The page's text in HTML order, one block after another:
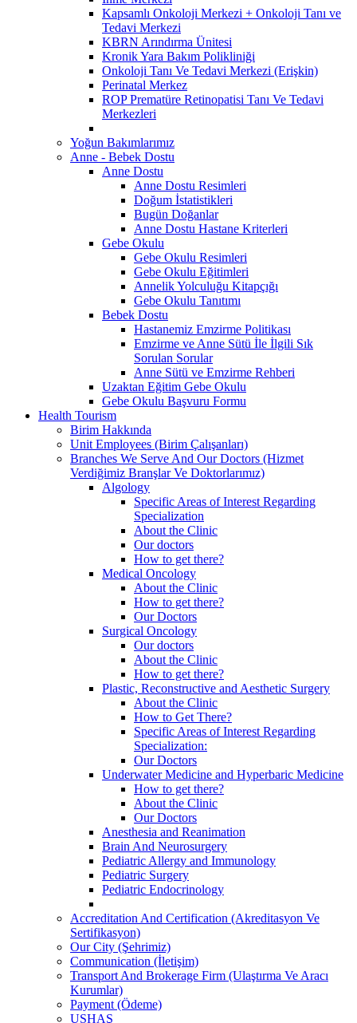
Kapsamlı Onkoloji Merkezi + Onkoloji Tanı ve
Tedavi Merkezi
KBRN Arındırma Ünitesi
Kronik Yara Bakım Polikliniği
Onkoloji Tanı Ve Tedavi Merkezi (Erişkin)
Perinatal Merkez
ROP Prematüre Retinopatisi Tanı Ve Tedavi
Merkezleri
Yoğun Bakımlarımız
Anne - Bebek Dostu
Anne Dostu
Anne Dostu Resimleri
Doğum İstatistikleri
Bugün Doğanlar
Anne Dostu Hastane Kriterleri
Gebe Okulu
Gebe Okulu Resimleri
Gebe Okulu Eğitimleri
Annelik Yolculuğu Kitapçığı
Gebe Okulu Tanıtımı
Bebek Dostu
Hastanemiz Emzirme Politikası
Emzirme ve Anne Sütü İle İlgili Sık
Sorulan Sorular
Anne Sütü ve Emzirme Rehberi
Uzaktan Eğitim Gebe Okulu
Gebe Okulu Başvuru Formu
Health Tourism
Birim Hakkında
Unit Employees (Birim Çalışanları)
Branches We Serve And Our Doctors (Hizmet
Verdiğimiz Branşlar Ve Doktorlarımız)
Algology
Specific Areas of Interest Regarding
Specialization
About the Clinic
Our doctors
How to get there?
Medical Oncology
About the Clinic
How to get there?
Our Doctors
Surgical Oncology
Our doctors
About the Clinic
How to get there?
Plastic, Reconstructive and Aesthetic Surgery
About the Clinic
How to Get There?
Specific Areas of Interest Regarding
Specialization:
Our Doctors
Underwater Medicine and Hyperbaric Medicine
How to get there?
About the Clinic
Our Doctors
Anesthesia and Reanimation
Brain And Neurosurgery
Pediatric Allergy and Immunology
Pediatric Surgery
Pediatric Endocrinology
Accreditation And Certification (Akreditasyon Ve
Sertifikasyon)
Our City (Şehrimiz)
Communication (İletişim)
Transport And Brokerage Firm (Ulaştırma Ve Aracı
Kurumlar)
Payment (Ödeme)
USHAŞ